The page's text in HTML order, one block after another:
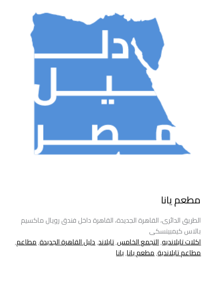
مطعم يانا
الطريق الدائرى، القاهرة الجديدة، القاهرة داخل فندق رويال ماكسيم
بالاس كيمبينسكى
اكلات تايلانديه,التجمع الخامس,تايلاند,دليل القاهرة الجديدة,مطاعم,
مطاعم تايلاندية,مطعم يانا,يانا